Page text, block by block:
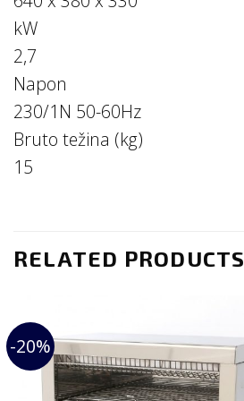
kW
2,7
Napon
230/1N 50-60Hz
Bruto težina (kg)
15
RELATED PRODUCTS
-20%